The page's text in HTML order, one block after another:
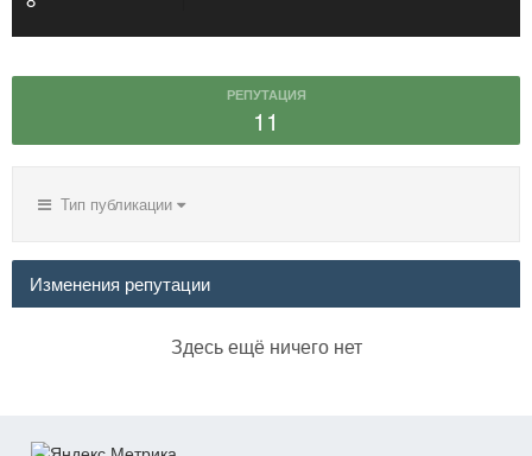
РЕПУТАЦИЯ
11
Тип публикации
Изменения репутации
Здесь ещё ничего нет